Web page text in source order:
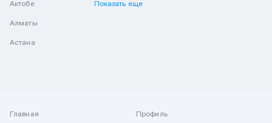
Актобе
Алматы
Астана
Показать еще
Главная
Профиль